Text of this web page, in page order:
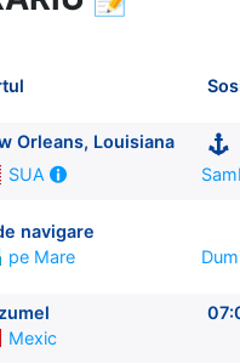
Ian 2027
din New
Ian 2027 in New
International
Seas
Orleans, Louisiana
SUA
navigare
pe Mare
Mexic